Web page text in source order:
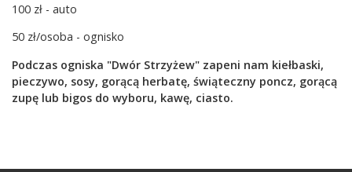
100 zł - auto
50 zł/osoba - ognisko
Podczas ogniska "Dwór Strzyżew" zapeni nam kiełbaski,
pieczywo, sosy, gorącą herbatę, świąteczny poncz, gorącą
zupę lub bigos do wyboru, kawę, ciasto.